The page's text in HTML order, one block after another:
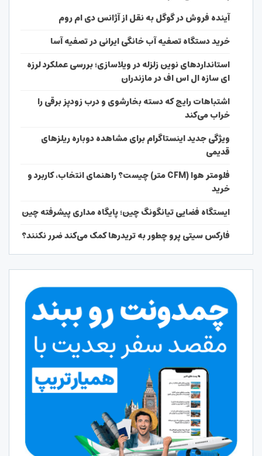
آینده فروش در گوگل به نقل از آژانس دی ام روم
خرید دستگاه تصفیه آب خانگی ایرانی در تصفیه آسا
استانداردهای نوین زلزله در ویلاسازی؛ بررسی عملکرد لرزه
ای سازه ال اس اف در مازندران
اشتباهات رایج که دسته بخارشوی و درب زودپز برقی را
خراب می‌کند
ویژگی جدید اینستاگرام برای مشاهده دوباره ریلزهای
قدیمی
فلومتر هوا (CFM متر) چیست؟ راهنمای انتخاب، کاربرد و
خرید
ایستگاه فضایی تیانگونگ چین؛ پایگاه مداری پیشرفته چین
فارکس سیتی پرو چطور به تریدرها کمک می‌کند ضرر نکنند؟